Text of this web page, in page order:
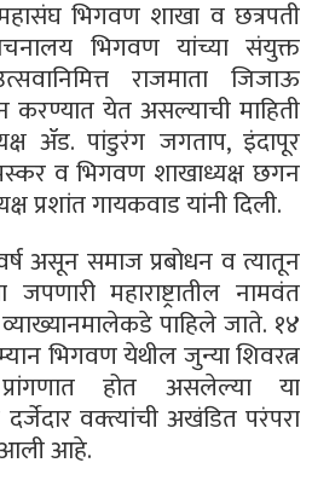
भिगवण शाखा व छत्रपती
भिगवण यांच्या संयुक्त
राजमाता जिजाऊ
येत असल्याची माहिती
ॲड. पांडुरंग जगताप, इंदापूर
व भिगवण शाखाध्यक्ष छगन
प्रशांत गायकवाड यांनी दिली.
असून समाज प्रबोधन व त्यातून
महाराष्ट्रातील नामवंत
पाहिले जाते. १४
भिगवण येथील जुन्या शिवरत्न
होत असलेल्या या
वक्त्यांची अखंडित परंपरा
आली आहे.